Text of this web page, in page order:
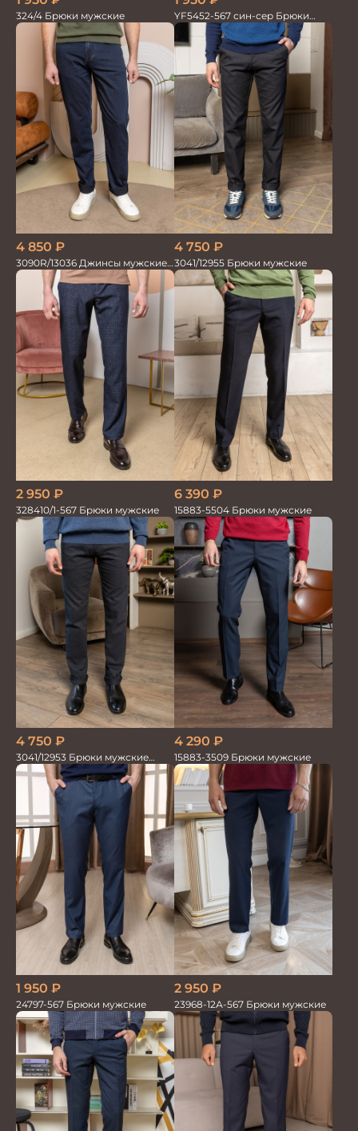
324/4 Брюки мужские
YF5452-567 син-сер Брюки
мужские
4 850 ₽
3090R/13036 Джинсы мужские
т.синий
4 750 ₽
3041/12955 Брюки мужские
2 950 ₽
328410/1-567 Брюки мужские
6 390 ₽
15883-5504 Брюки мужские
4 750 ₽
3041/12953 Брюки мужские
парламент
4 290 ₽
15883-3509 Брюки мужские
1 950 ₽
24797-567 Брюки мужские
2 950 ₽
23968-12А-567 Брюки мужские